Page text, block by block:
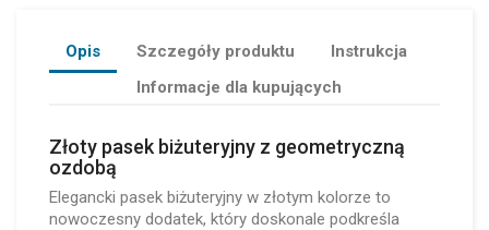
Opis Szczegóły produktu
Instrukcja
Informacje dla kupujących
Złoty pasek biżuteryjny z geometryczną
ozdobą
Elegancki pasek biżuteryjny w złotym kolorze to
nowoczesny dodatek, który doskonale podkreśla